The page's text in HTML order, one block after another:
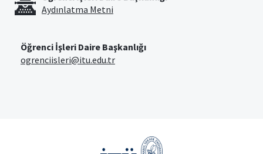
Aydınlatma Metni
Öğrenci İşleri Daire Başkanlığı
ogrenciisleri@itu.edu.tr